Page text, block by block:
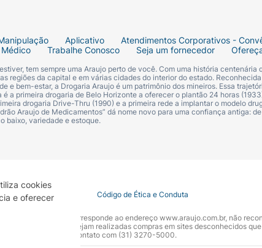
cookies
e oferecer
Aplicativo Atendimentos Corporativos -
Trabalhe Conosco Seja um fornecedor
tem sempre uma Araujo perto de você. Com uma história
regiões da capital e em várias cidades do interior do estado.
e bem-estar, a Drogaria Araujo é um patrimônio dos mineiros. Essa
a primeira drogaria de Belo Horizonte a oferecer o plantão 24 horas
drogaria Drive-Thru (1990) e a primeira rede a implantar o modelo
Araujo de Medicamentos” dá nome novo para uma confiança antiga:
baixo, variedade e estoque.
Covid-19 Código de Ética e Conduta
o seu site oficial corresponde ao endereço www.araujo.com.br, não
que não sejam realizadas compras em sites desconhecidos
gentileza entrar em contato com (31) 3270-5000.